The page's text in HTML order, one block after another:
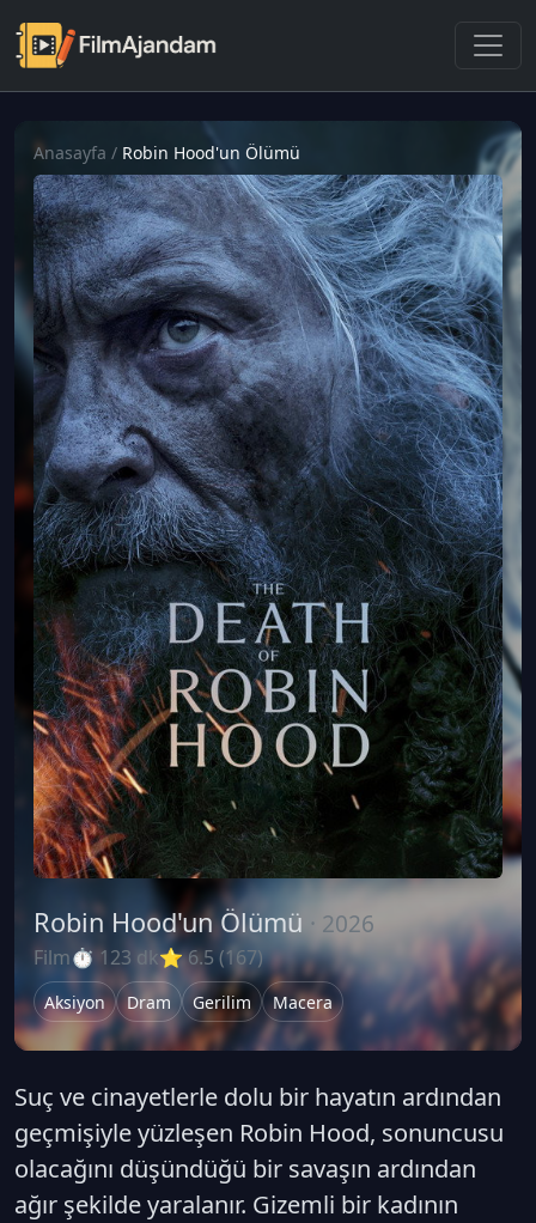
Anasayfa / Robin Hood'un Ölümü
Robin Hood'un Ölümü · 2026
Film⏱ 123 dk⭐ 6.5 (167)
Aksiyon Dram Gerilim Macera
Suç ve cinayetlerle dolu bir hayatın ardından
geçmişiyle yüzleşen Robin Hood, sonuncusu
olacağını düşündüğü bir savaşın ardından
ağır şekilde yaralanır. Gizemli bir kadının